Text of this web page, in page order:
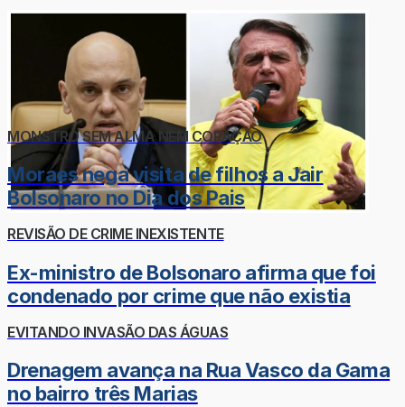
MONSTRO SEM ALMA NEM CORAÇÃO
Moraes nega visita de filhos a Jair
Bolsonaro no Dia dos Pais
REVISÃO DE CRIME INEXISTENTE
Ex-ministro de Bolsonaro afirma que foi
condenado por crime que não existia
EVITANDO INVASÃO DAS ÁGUAS
Drenagem avança na Rua Vasco da Gama
no bairro três Marias